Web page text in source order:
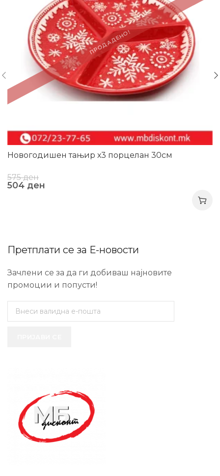
ПРОДАДЕНО!
Новогодишен тањир х3 порцелан 30см
575ден
504 ден
Претплати се за Е-новости
Зачлени се за да ги добиваш најновите
промоции и попусти!